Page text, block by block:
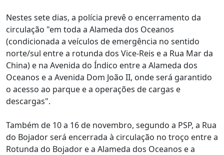
Nestes sete dias, a polícia prevê o encerramento da
circulação "em toda a Alameda dos Oceanos
(condicionada a veículos de emergência no sentido
norte/sul entre a rotunda dos Vice-Reis e a Rua Mar da
China) e na Avenida do Índico entre a Alameda dos
Oceanos e a Avenida Dom João II, onde será garantido
o acesso ao parque e a operações de cargas e
descargas".
Também de 10 a 16 de novembro, segundo a PSP, a Rua
do Bojador será encerrada à circulação no troço entre a
Rotunda do Bojador e a Alameda dos Oceanos e a